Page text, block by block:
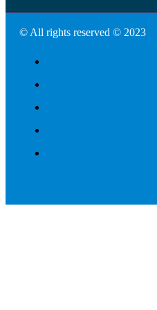
© All rights reserved © 2023